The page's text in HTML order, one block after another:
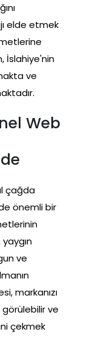
elde etmek
İslahiye'nin
ve
Web
çağda
önemli bir
ve
markanızı
ve
çekmek